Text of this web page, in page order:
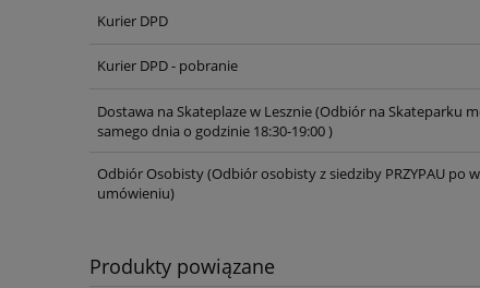
Kurier DPD
Kurier DPD - pobranie
Dostawa na Skateplaze w Lesznie(Odbiór na Skateparku
samego dnia o godzinie 18:30-19:00 )
Odbiór Osobisty(Odbiór osobisty z siedziby PRZYPAU po
umówieniu)
Produkty powiązane